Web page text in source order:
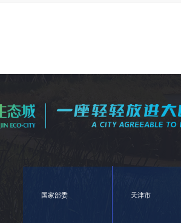
国家部委 天津市